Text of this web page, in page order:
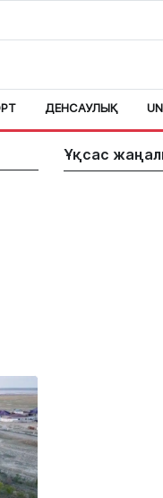
ДЕНСАУЛЫҚ
Ұқсас